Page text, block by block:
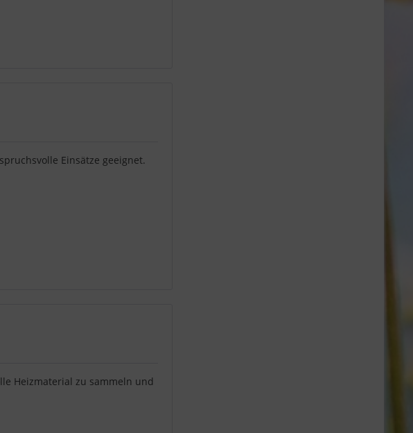
Einsätze geeignet.
Heizmaterial zu sammeln und